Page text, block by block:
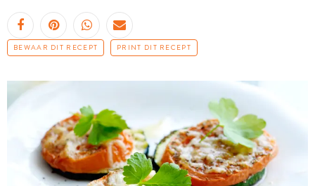
BEWAAR DIT RECEPT PRINT DIT RECEPT